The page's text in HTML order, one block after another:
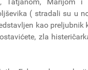
Tatjanom, Marijom i
( stradali su u
kao preljubnik
zla